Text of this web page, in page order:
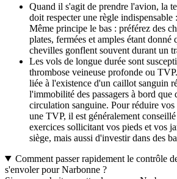
Quand il s'agit de prendre l'avion, la
doit respecter une règle indispensable
Même principe le bas : préférez des
plates, fermées et amples étant donné
chevilles gonflent souvent durant un
Les vols de longue durée sont
thrombose veineuse profonde ou
liée à l'existence d'un caillot sanguin
l'immobilité des passagers à bord que
circulation sanguine. Pour réduire vos
une TVP, il est généralement
exercices sollicitant vos pieds et vos
siège, mais aussi d'investir dans des
Comment passer rapidement le contrôle
s'envoler pour Narbonne ?